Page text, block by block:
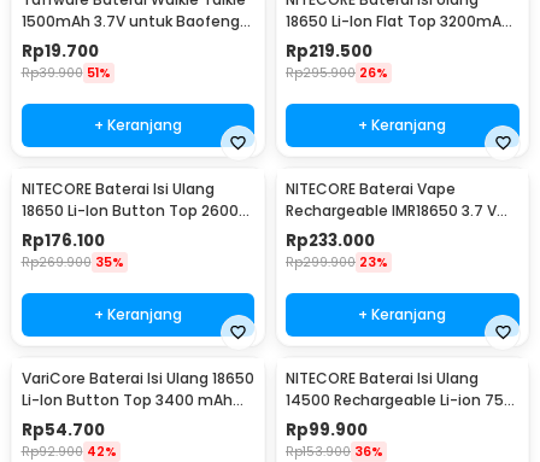
1500mAh 3.7V untuk Baofeng
BF-UV3R - BL-3
Rp19.700
Rp39.900 51%
+ Keranjang
18650 Li-Ion Flat Top 3200mAh
3.7V 1 PCS - NL1832
Rp219.500
Rp295.900 26%
+ Keranjang
NITECORE Baterai Isi Ulang
18650 Li-Ion Button Top 2600
mAh 3.7V 1 PCS - NL1826
Rp176.100
Rp269.900 35%
+ Keranjang
NITECORE Baterai Vape
Rechargeable IMR18650 3.7 V
3100mAh 1 PCS
Rp233.000
Rp299.900 23%
+ Keranjang
VariCore Baterai Isi Ulang 18650
Li-Ion Button Top 3400 mAh
3.7V 1 PCS 3400mAh
Rp54.700
Rp92.900 42%
NITECORE Baterai Isi Ulang
14500 Rechargeable Li-ion 750
mAh 3.6 V 1PC - NL1475R
Rp99.900
Rp153.900 36%